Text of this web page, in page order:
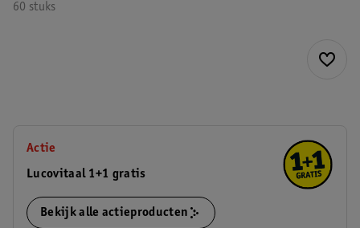
60 stuks
Actie
Lucovitaal 1+1 gratis
Bekijk alle actieproducten